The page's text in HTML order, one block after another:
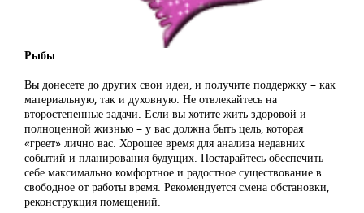
Рыбы
Вы донесете до других свои идеи, и получите поддержку – как
материальную, так и духовную. Не отвлекайтесь на
второстепенные задачи. Если вы хотите жить здоровой и
полноценной жизнью – у вас должна быть цель, которая
«греет» лично вас. Хорошее время для анализа недавних
событий и планирования будущих. Постарайтесь обеспечить
себе максимально комфортное и радостное существование в
свободное от работы время. Рекомендуется смена обстановки,
реконструкция помещений.